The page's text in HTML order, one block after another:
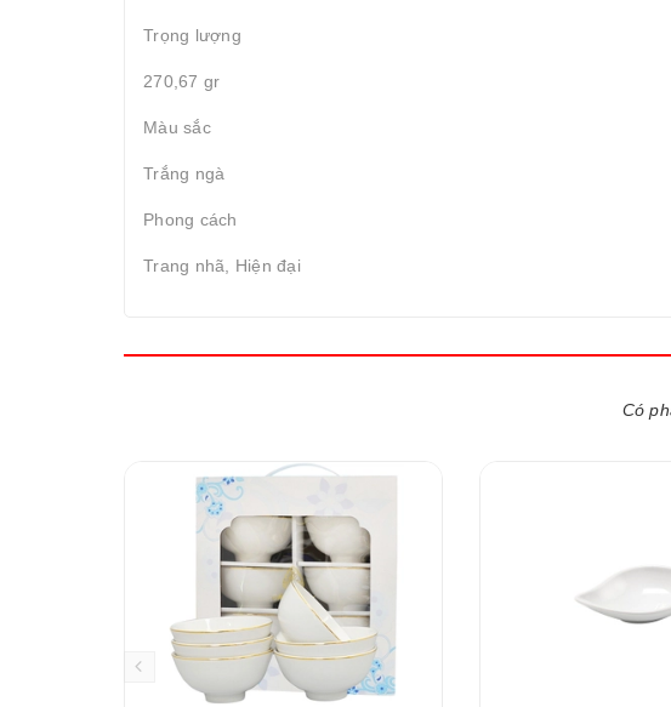
Trọng lượng
270,67 gr
Màu sắc
Trắng ngà
Phong cách
Trang nhã, Hiện đại
Có